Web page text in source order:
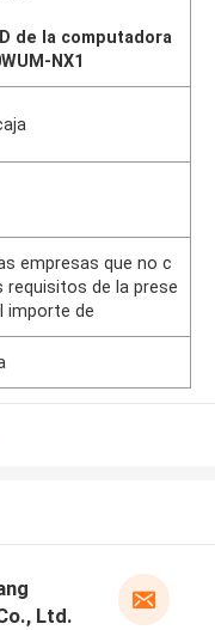
de la computadora
NX1
empresas que no c
requisitos de la prese
importe de
Ltd.